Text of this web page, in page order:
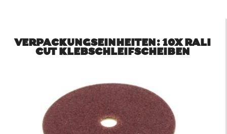
VERPACKUNGSEINHEITEN: 10X RALI
CUT KLEBSCHLEIFSCHEIBEN